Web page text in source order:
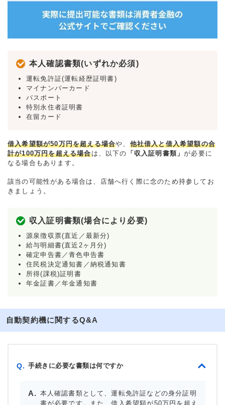
本人確認書類(いずれか必須)
運転免許証(運転経歴証明書)
マイナンバーカード
パスポート
特別永住者証明書
在留カード
借入希望額が50万円を超える場合や、 他社借入と借入希望額の合
計が100万円を超える場合は、以下の 「収入証明書類」が必要に
なる場合もあります。
該当の可能性がある場合は、店舗へ行く際に念のため持参してお
きましょう。
収入証明書類(場合により必要)
源泉徴収票(直近／最新分)
給与明細書(直近2ヶ月分)
確定申告書／青色申告書
住民税決定通知書／納税通知書
所得(課税)証明書
年金証書／年金通知書
自動契約機に関するQ&A
Q. 手続きに必要な書類は何ですか
本人確認書類として、運転免許証などの身分証明
書が必要です。また、借入希望額が50万円を超え